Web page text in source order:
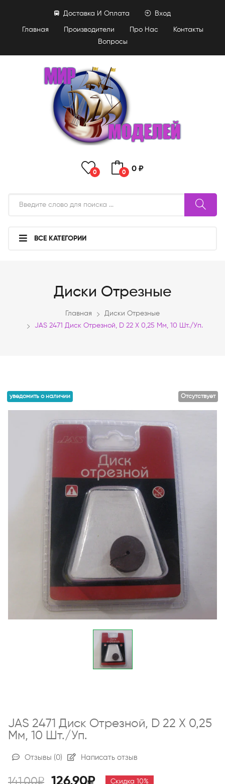
Главная Производители Про Нас
Контакты
Вопросы
Доставка И Оплата Вход
0 0 0 ₽
ВСЕ КАТЕГОРИИ
Диски Отрезные
Главная
Диски Отрезные
JAS 2471 Диск Отрезной, D 22 Х 0,25 Мм, 10 Шт./уп.
Отсутствует
уведомить о наличии
JAS 2471 Диск Отрезной, D 22 Х 0,25
Мм, 10 Шт./уп.
Отзывы (0) Написать отзыв
Скидка 10%